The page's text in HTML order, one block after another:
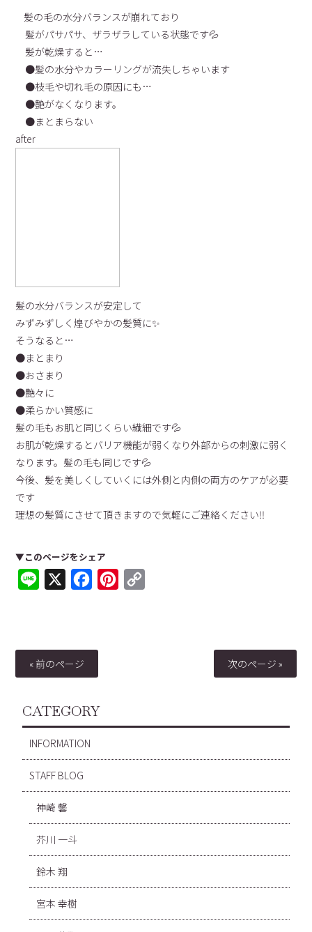
髪の毛の水分バランスが崩れており
髪がパサパサ、ザラザラしている状態です💦
髪が乾燥すると…
●髪の水分やカラーリングが流失しちゃいます
●枝毛や切れ毛の原因にも…
●艶がなくなります。
●まとまらない
after
髪の水分バランスが安定して
みずみずしく煌びやかの髪質に✨
そうなると…
●まとまり
●おさまり
●艶々に
●柔らかい質感に
髪の毛もお肌と同じくらい繊細です💦
お肌が乾燥するとバリア機能が弱くなり外部からの刺激に弱く
なります。髪の毛も同じです💦
今後、髪を美しくしていくには外側と内側の両方のケアが必要
です
理想の髪質にさせて頂きますので気軽にご連絡ください‼︎
▼このページをシェア
Line FacebookPinterest
« 前のページ 次のページ »
CATEGORY
INFORMATION
STAFF BLOG
神崎 馨
芥川 一斗
鈴木 翔
宮本 幸樹